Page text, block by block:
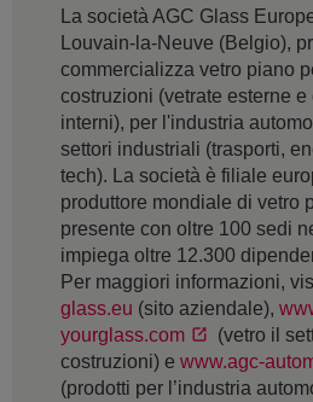
La società AGC Glass
Louvain-la-Neuve (Belgio),
commercializza vetro piano
costruzioni (vetrate esterne
interni), per l'industria
settori industriali (trasporti,
tech). La società è filiale
produttore mondiale di vetro
presente con oltre 100 sedi
impiega oltre 12.300
Per maggiori informazioni,
glass.eu (sito aziendale),
yourglass.com
(vetro il
costruzioni) e www.agc-
(prodotti per l’industria